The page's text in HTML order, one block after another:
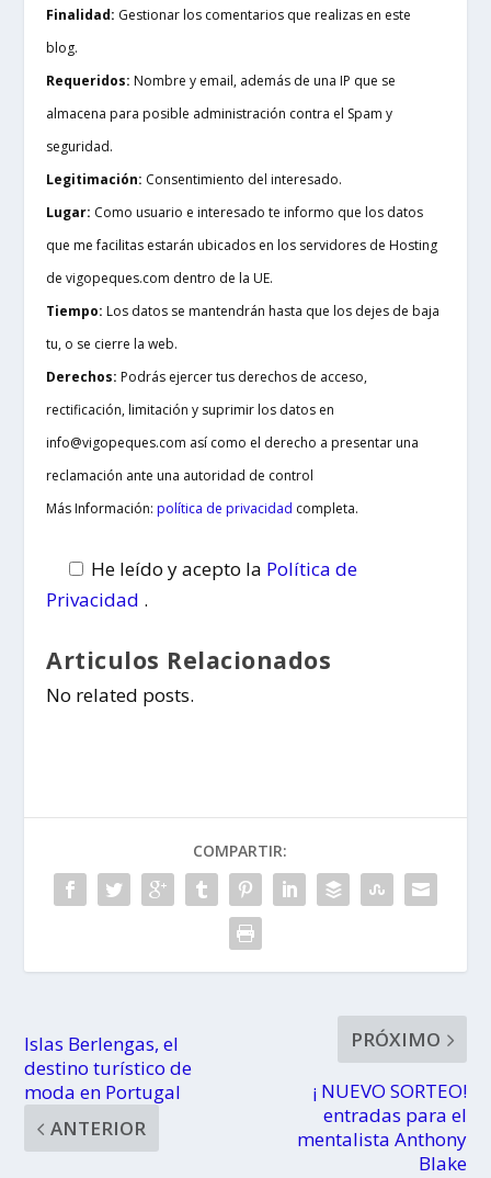
Finalidad: Gestionar los comentarios que realizas en este
blog.
Requeridos: Nombre y email, además de una IP que se
almacena para posible administración contra el Spam y
seguridad.
Legitimación: Consentimiento del interesado.
Lugar: Como usuario e interesado te informo que los datos
que me facilitas estarán ubicados en los servidores de Hosting
de vigopeques.com dentro de la UE.
Tiempo: Los datos se mantendrán hasta que los dejes de baja
tu, o se cierre la web.
Derechos: Podrás ejercer tus derechos de acceso,
rectificación, limitación y suprimir los datos en
info@vigopeques.com así como el derecho a presentar una
reclamación ante una autoridad de control
Más Información:política de privacidad completa.
He leído y acepto la Política de
Privacidad .
Articulos Relacionados
No related posts.
COMPARTIR:
Islas Berlengas, el
destino turístico de
moda en Portugal
ANTERIOR
PRÓXIMO
¡ NUEVO SORTEO!
entradas para el
mentalista Anthony
Blake